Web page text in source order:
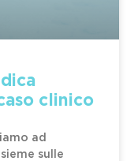
clinico
ad
sulle